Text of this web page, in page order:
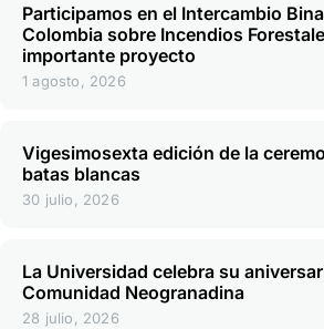
Participamos en el Intercambio
Colombia sobre Incendios
importante proyecto
1 agosto, 2026
Vigesimosexta edición de la
batas blancas
30 julio, 2026
La Universidad celebra su
Comunidad Neogranadina
28 julio, 2026